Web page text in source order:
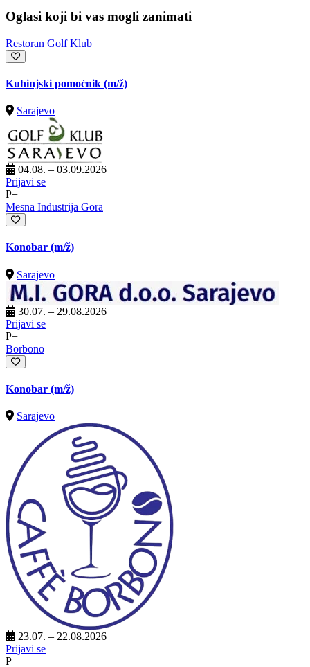
Oglasi koji bi vas mogli zanimati
Restoran Golf Klub
Kuhinjski pomoćnik (m/ž)
Sarajevo
04.08. – 03.09.2026
Prijavi se
P+
Mesna Industrija Gora
Konobar (m/ž)
Sarajevo
30.07. – 29.08.2026
Prijavi se
P+
Borbono
Konobar (m/ž)
Sarajevo
23.07. – 22.08.2026
Prijavi se
P+